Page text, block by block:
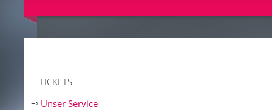
TICKETS
Unser Service